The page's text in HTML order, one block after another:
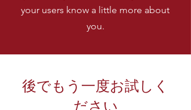
your users know a little more about
you.
後でもう一度お試しく
ださい